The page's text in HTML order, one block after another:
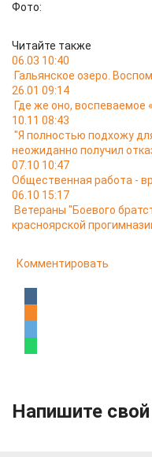
Фото:
Читайте также
06.03 10:40
Гальянское озеро.
26.01 09:14
Где же оно, воспеваемое
10.11 08:43
"Я полностью подхожу
неожиданно получил
07.10 10:47
Общественная работа -
06.10 15:17
Ветераны "Боевого
красноярской
Комментировать
Напишите